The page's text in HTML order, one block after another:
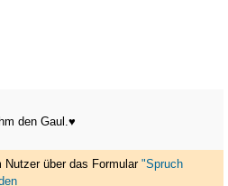
den Gaul.♥
Nutzer über das Formular "Spruch